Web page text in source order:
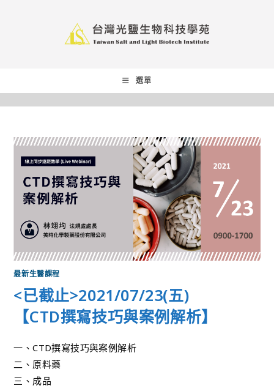
選單
最新生醫課程
<已截止>2021/07/23(五)
【CTD撰寫技巧與案例解析】
一、CTD撰寫技巧與案例解析
二、原料藥
三、成品